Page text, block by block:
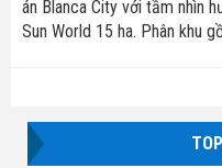
Nhà đất bán 02
án Blanca City với tầm nhìn
Sun World 15 ha. Phân khu